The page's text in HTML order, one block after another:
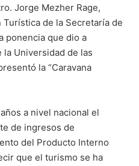
Jorge Mezher Rage,
de la Secretaría de
ponencia que dio a
Universidad de las
la “Caravana
a nivel nacional el
de ingresos de
del Producto Interno
que el turismo se ha